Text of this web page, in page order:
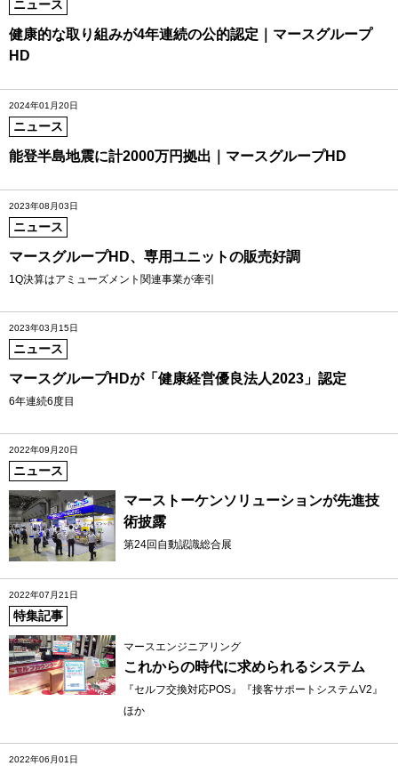
ニュース
健康的な取り組みが4年連続の公的認定｜マースグループ
HD
2024年01月20日
ニュース
能登半島地震に計2000万円拠出｜マースグループHD
2023年08月03日
ニュース
マースグループHD、専用ユニットの販売好調
1Q決算はアミューズメント関連事業が牽引
2023年03月15日
ニュース
マースグループHDが「健康経営優良法人2023」認定
6年連続6度目
2022年09月20日
ニュース
マーストーケンソリューションが先進技
術披露
第24回自動認識総合展
2022年07月21日
特集記事
マースエンジニアリング
これからの時代に求められるシステム
『セルフ交換対応POS』『接客サポートシステムV2』
ほか
2022年06月01日